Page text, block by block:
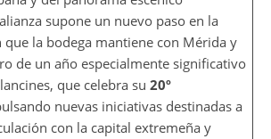
supone un nuevo paso en la
que la bodega mantiene con Mérida y
de un año especialmente significativo
que celebra su 20º
nuevas iniciativas destinadas a
con la capital extremeña y